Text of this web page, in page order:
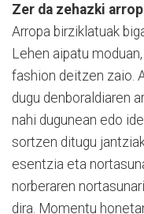
Zer da zehazki
Arropa birziklatuak
Lehen aipatu
fashion deitzen zaio.
dugu denboraldiaren
nahi dugunean edo
sortzen ditugu
esentzia eta
norberaren
dira. Momentu